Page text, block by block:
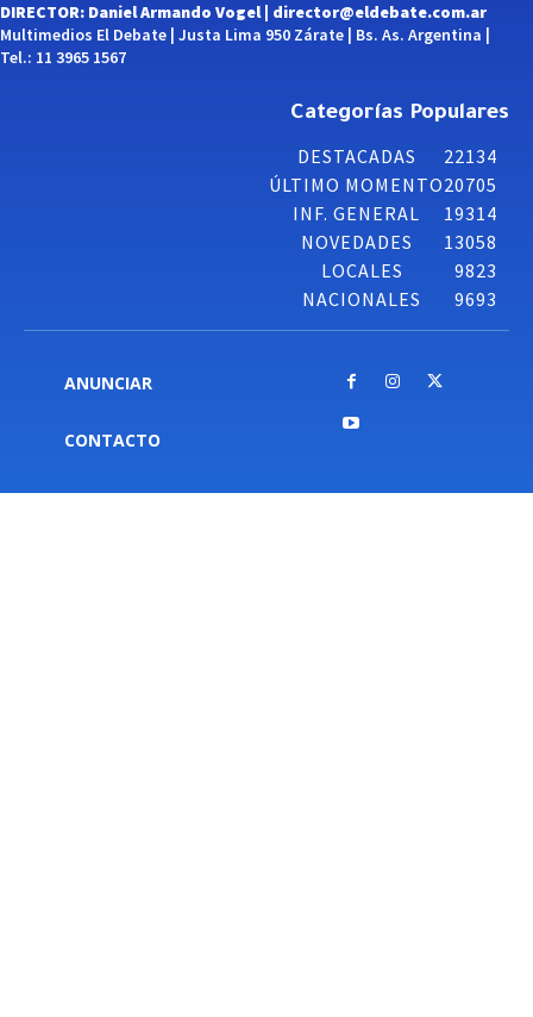
DIRECTOR: Daniel Armando Vogel | director@eldebate.com.ar
Multimedios El Debate | Justa Lima 950 Zárate | Bs. As. Argentina |
Tel.: 11 3965 1567
Categorías Populares
DESTACADAS
22134
ÚLTIMO MOMENTO20705
INF. GENERAL
19314
NOVEDADES
13058
LOCALES
9823
NACIONALES
9693
ANUNCIAR
CONTACTO